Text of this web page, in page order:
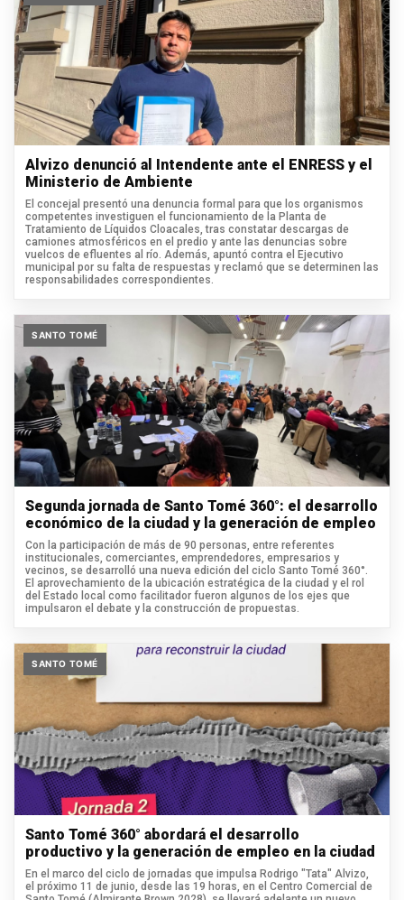
Alvizo denunció al Intendente ante el ENRESS y el
Ministerio de Ambiente
El concejal presentó una denuncia formal para que los organismos
competentes investiguen el funcionamiento de la Planta de
Tratamiento de Líquidos Cloacales, tras constatar descargas de
camiones atmosféricos en el predio y ante las denuncias sobre
vuelcos de efluentes al río. Además, apuntó contra el Ejecutivo
municipal por su falta de respuestas y reclamó que se determinen las
responsabilidades correspondientes.
SANTO TOMÉ
Segunda jornada de Santo Tomé 360°: el desarrollo
económico de la ciudad y la generación de empleo
Con la participación de más de 90 personas, entre referentes
institucionales, comerciantes, emprendedores, empresarios y
vecinos, se desarrolló una nueva edición del ciclo Santo Tomé 360°.
El aprovechamiento de la ubicación estratégica de la ciudad y el rol
del Estado local como facilitador fueron algunos de los ejes que
impulsaron el debate y la construcción de propuestas.
SANTO TOMÉ
Santo Tomé 360° abordará el desarrollo
productivo y la generación de empleo en la ciudad
En el marco del ciclo de jornadas que impulsa Rodrigo "Tata" Alvizo,
el próximo 11 de junio, desde las 19 horas, en el Centro Comercial de